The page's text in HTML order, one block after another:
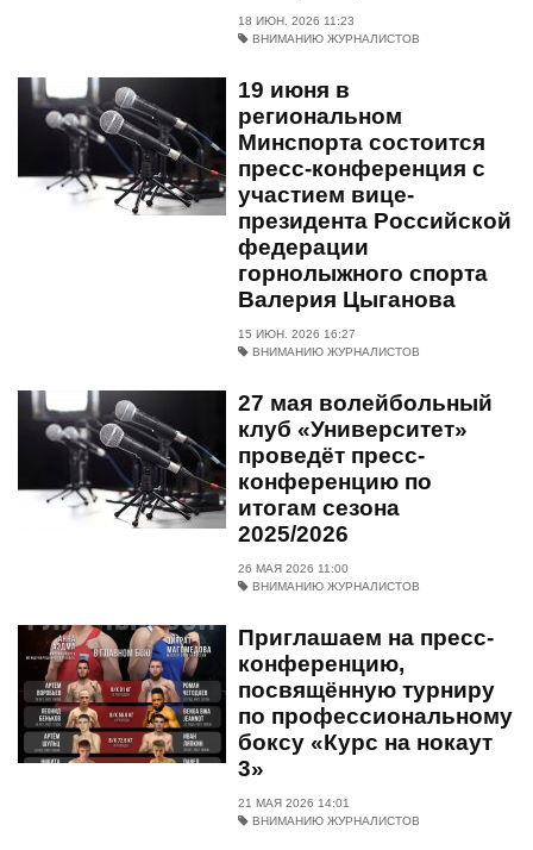
18 ИЮН. 2026 11:23
ВНИМАНИЮ ЖУРНАЛИСТОВ
19 июня в
региональном
Минспорта состоится
пресс-конференция с
участием вице-
президента Российской
федерации
горнолыжного спорта
Валерия Цыганова
15 ИЮН. 2026 16:27
ВНИМАНИЮ ЖУРНАЛИСТОВ
27 мая волейбольный
клуб «Университет»
проведёт пресс-
конференцию по
итогам сезона
2025/2026
26 МАЯ 2026 11:00
ВНИМАНИЮ ЖУРНАЛИСТОВ
Приглашаем на пресс-
конференцию,
посвящённую турниру
по профессиональному
боксу «Курс на нокаут
3»
21 МАЯ 2026 14:01
ВНИМАНИЮ ЖУРНАЛИСТОВ